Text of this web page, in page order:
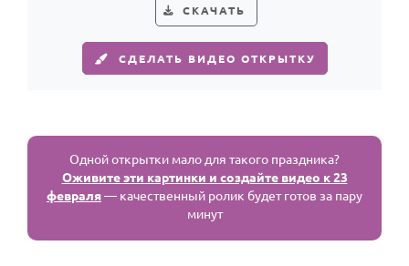
СКАЧАТЬ
СДЕЛАТЬ ВИДЕО ОТКРЫТКУ
Одной открытки мало для такого праздника?
Оживите эти картинки и создайте видео к 23
февраля— качественный ролик будет готов за пару
минут